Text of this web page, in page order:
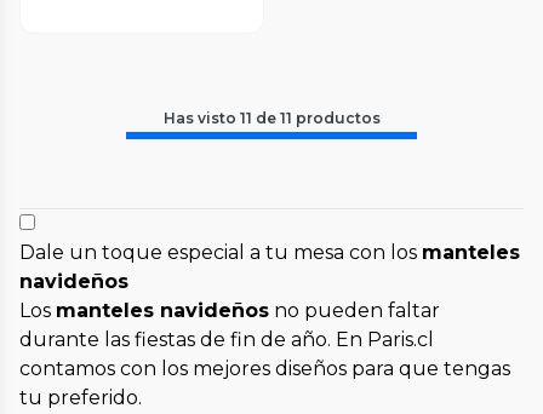
Has visto 11 de 11 productos
Dale un toque especial a tu mesa con los manteles
navideños
Los manteles navideños no pueden faltar
durante las fiestas de fin de año. En Paris.cl
contamos con los mejores diseños para que tengas
tu preferido.